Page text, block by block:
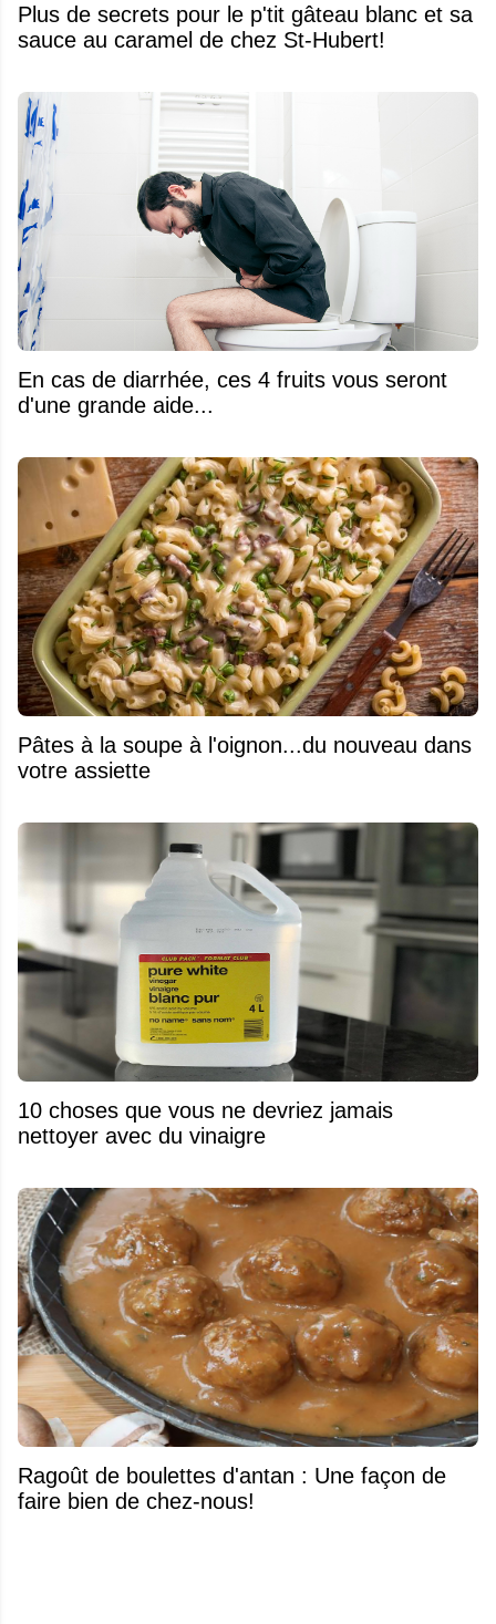
Plus de secrets pour le p'tit gâteau blanc et sa
sauce au caramel de chez St-Hubert!
En cas de diarrhée, ces 4 fruits vous seront
d'une grande aide...
Pâtes à la soupe à l'oignon...du nouveau dans
votre assiette
10 choses que vous ne devriez jamais
nettoyer avec du vinaigre
Ragoût de boulettes d'antan : Une façon de
faire bien de chez-nous!